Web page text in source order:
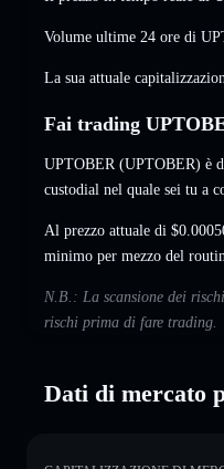
Volume ultime 24 ore di
La sua attuale
Fai trading
UPTOBER (UPTOBER) è
custodial nel quale sei tu a
Al prezzo attuale di
minimo per mezzo del
N.B.: La scansione dei
rischi prima di fare trading.
Dati di mercato